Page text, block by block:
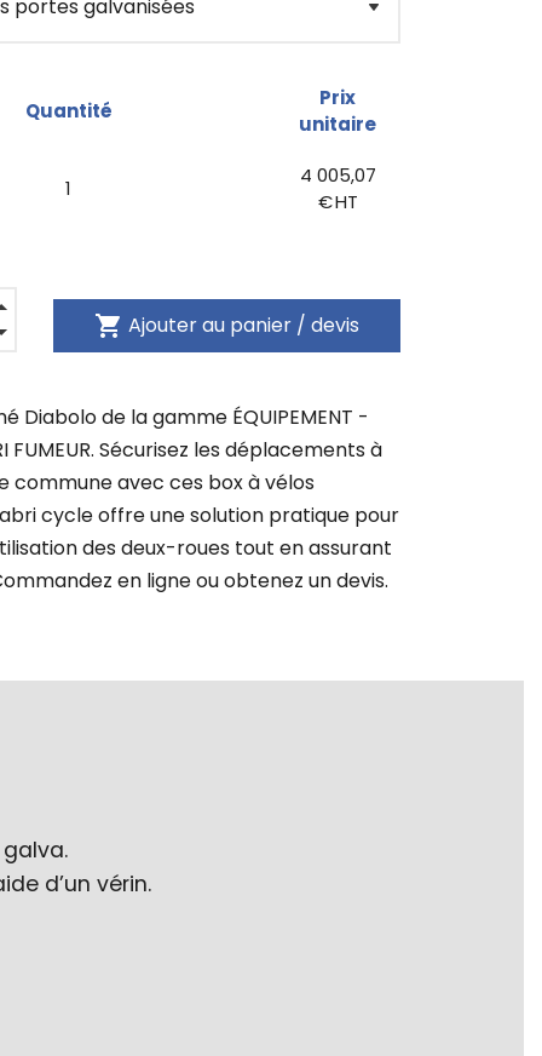
Quantité
Prix
unitaire
1
4 005,07
€ HT
shopping_cart Ajouter au panier / devis
Diabolo de la gamme ÉQUIPEMENT -
FUMEUR. Sécurisez les déplacements à
commune avec ces box à vélos
cycle offre une solution pratique pour
des deux-roues tout en assurant
en ligne ou obtenez un devis.
d’un vérin.